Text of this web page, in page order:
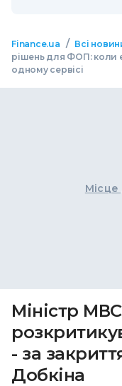
Finance.ua / Всі
рішень для ФОП: коли
одному сервісі
Міністр
- за
Добкіна